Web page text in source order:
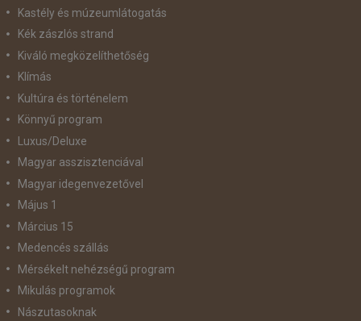
Kastély és múzeumlátogatás
Kék zászlós strand
Kiváló megközelíthetőség
Klímás
Kultúra és történelem
Könnyű program
Luxus/Deluxe
Magyar asszisztenciával
Magyar idegenvezetővel
Május 1
Március 15
Medencés szállás
Mérsékelt nehézségű program
Mikulás programok
Nászutasoknak